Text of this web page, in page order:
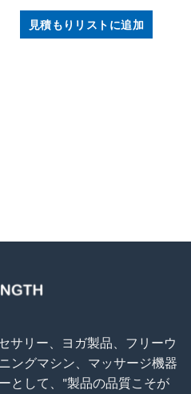
見積もりリストに追加
サリー、ヨガ製品、フリーウ
ングマシン、マッサージ機器
として、"製品の品質こそが